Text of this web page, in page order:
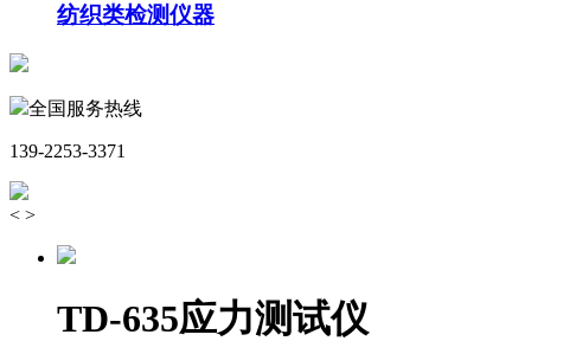
纺织类检测仪器
全国服务热线
139-2253-3371
< >
TD-635应力测试仪